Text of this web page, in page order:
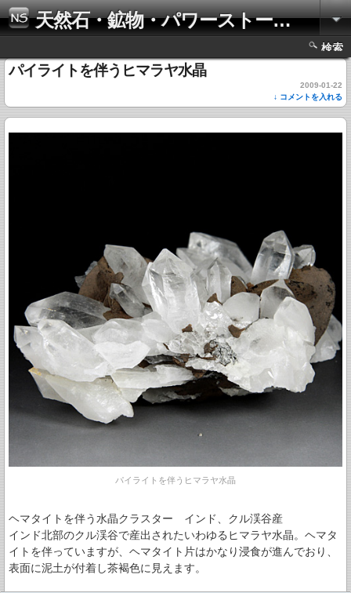
天然石・鉱物・パワーストーンの写真集
検索
パイライトを伴うヒマラヤ水晶
2009-01-22
↓ コメントを入れる
パイライトを伴うヒマラヤ水晶
ヘマタイトを伴う水晶クラスター インド、クル渓谷産
インド北部のクル渓谷で産出されたいわゆるヒマラヤ水晶。ヘマタ
イトを伴っていますが、ヘマタイト片はかなり浸食が進んでおり、
表面に泥土が付着し茶褐色に見えます。